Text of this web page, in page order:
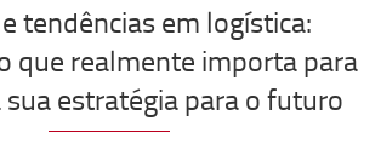
tendências em logística:
que realmente importa para
sua estratégia para o futuro